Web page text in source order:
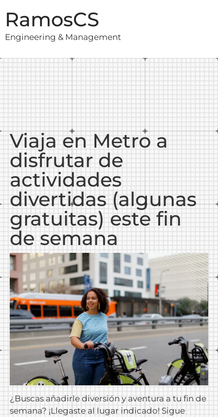
RamosCS
Engineering & Management
Viaja en Metro a
disfrutar de
actividades
divertidas (algunas
gratuitas) este fin
de semana
¿Buscas añadirle diversión y aventura a tu fin de
semana? ¡Llegaste al lugar indicado! Sigue